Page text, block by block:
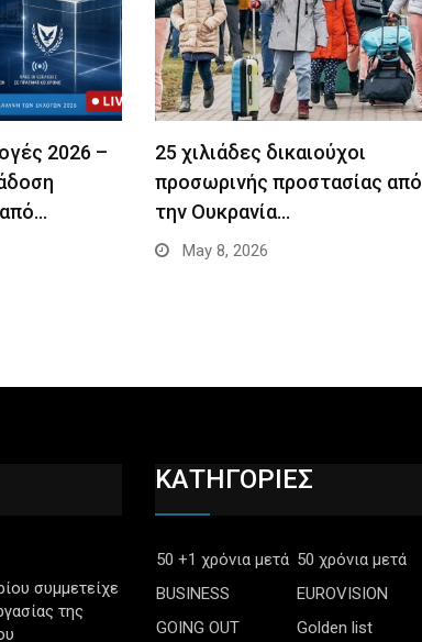
2026 –
25 χιλιάδες δικαιούχοι
προσωρινής προστασίας από
την Ουκρανία…
May 8, 2026
συμμετείχε
της
ΚΑΤΗΓΟΡΙΕΣ
50 +1 χρόνια μετά 50 χρόνια μετά
BUSINESS
EUROVISION
GOING OUT
Golden list